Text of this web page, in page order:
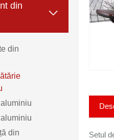
din

din
din
Setul